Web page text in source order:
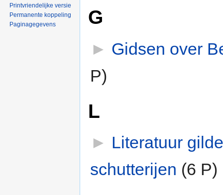
G
► Gidsen over
P)
L
► Literatuur
schutterijen (6 P)
Printvriendelijke versie
Permanente koppeling
Paginagegevens